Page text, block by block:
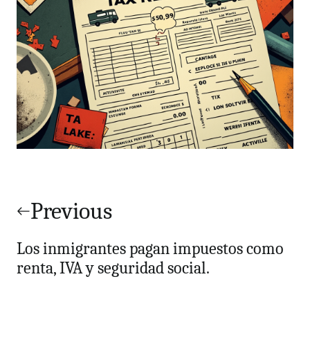
de
entradas
Previous
Los inmigrantes pagan impuestos como
renta, IVA y seguridad social.